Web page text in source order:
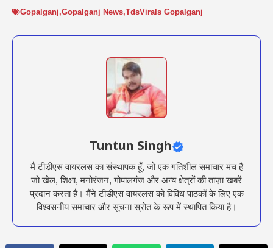
Gopalganj,Gopalganj News,TdsVirals Gopalganj
Tuntun Singh
मैं टीडीएस वायरलस का संस्थापक हूँ, जो एक गतिशील समाचार मंच है
जो खेल, शिक्षा, मनोरंजन, गोपालगंज और अन्य क्षेत्रों की ताज़ा खबरें
प्रदान करता है। मैंने टीडीएस वायरलस को विविध पाठकों के लिए एक
विश्वसनीय समाचार और सूचना स्रोत के रूप में स्थापित किया है।